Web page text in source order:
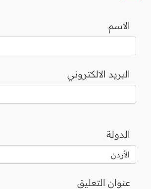
الاسم
البريد الالكتروني
الدولة
عنوان التعليق